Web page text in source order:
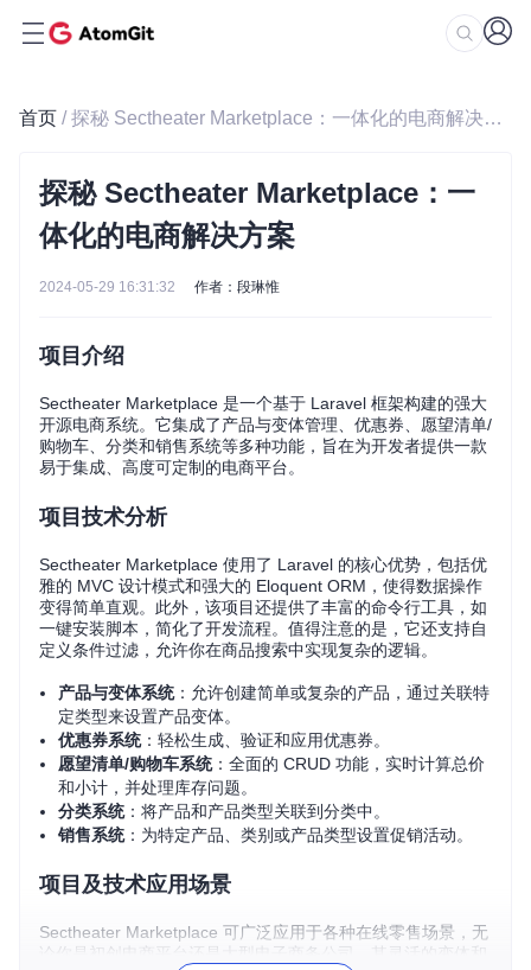
首页 / 探秘 Sectheater Marketplace：一体化的电商解决方案
探秘 Sectheater Marketplace：一
体化的电商解决方案
2024-05-29 16:31:32 作者：段琳惟
项目介绍
Sectheater Marketplace 是一个基于 Laravel 框架构建的强大
开源电商系统。它集成了产品与变体管理、优惠券、愿望清单/
购物车、分类和销售系统等多种功能，旨在为开发者提供一款
易于集成、高度可定制的电商平台。
项目技术分析
Sectheater Marketplace 使用了 Laravel 的核心优势，包括优
雅的 MVC 设计模式和强大的 Eloquent ORM，使得数据操作
变得简单直观。此外，该项目还提供了丰富的命令行工具，如
一键安装脚本，简化了开发流程。值得注意的是，它还支持自
定义条件过滤，允许你在商品搜索中实现复杂的逻辑。
产品与变体系统：允许创建简单或复杂的产品，通过关联特
定类型来设置产品变体。
优惠券系统：轻松生成、验证和应用优惠券。
愿望清单/购物车系统：全面的 CRUD 功能，实时计算总价
和小计，并处理库存问题。
分类系统：将产品和产品类型关联到分类中。
销售系统：为特定产品、类别或产品类型设置促销活动。
项目及技术应用场景
Sectheater Marketplace 可广泛应用于各种在线零售场景，无
论你是初创电商平台还是大型电子商务公司。其灵活的变体和